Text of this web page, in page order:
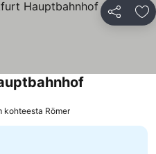
Jaa
hinnat
kohteesta Römer